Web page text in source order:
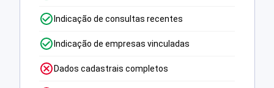
Indicação de consultas recentes
Indicação de empresas vinculadas
Dados cadastrais completos